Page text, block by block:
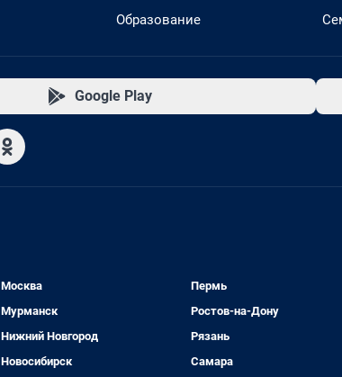
Образование
Google Play
Москва
Мурманск
Нижний Новгород
Новосибирск
Пермь
Ростов-на-Дону
Рязань
Самара